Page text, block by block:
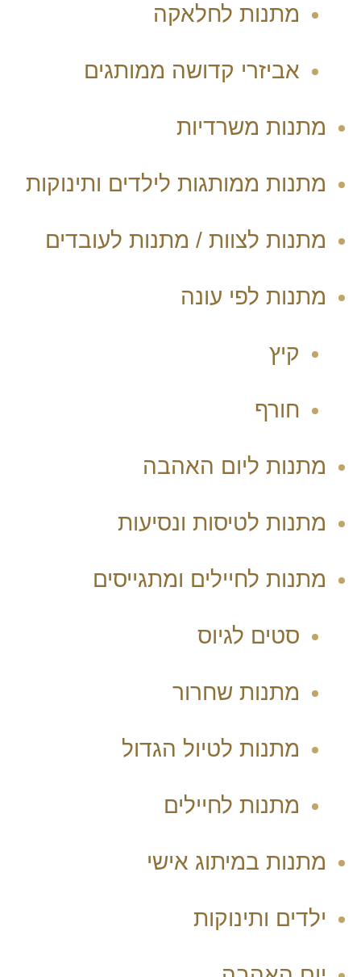
מתנות לחלאקה
אביזרי קדושה ממותגים
מתנות משרדיות
מתנות ממותגות לילדים ותינוקות
מתנות לצוות / מתנות לעובדים
מתנות לפי עונה
קיץ
חורף
מתנות ליום האהבה
מתנות לטיסות ונסיעות
מתנות לחיילים ומתגייסים
סטים לגיוס
מתנות שחרור
מתנות לטיול הגדול
מתנות לחיילים
מתנות במיתוג אישי
ילדים ותינוקות